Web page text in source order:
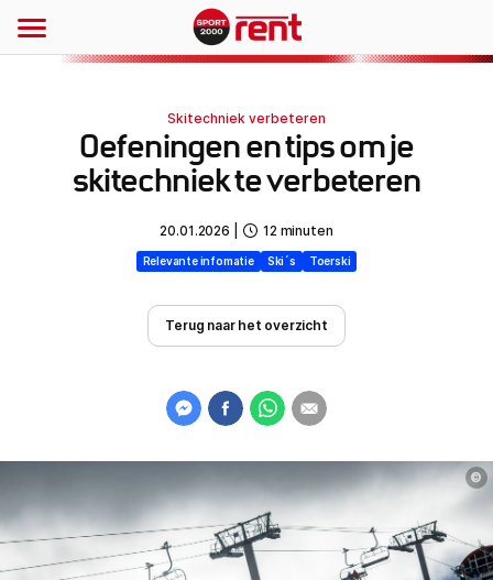
Skitechniek verbeteren
Oefeningen en tips om je
skitechniek te verbeteren
20.01.2026 12 minuten
Relevante infomatie Ski´s Toerski
Terug naar het overzicht
©